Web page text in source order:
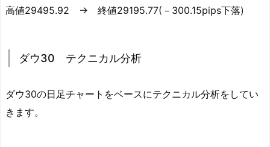
高値29495.92 → 終値29195.77(－300.15pips下落)
ダウ30 テクニカル分析
ダウ30の日足チャートをベースにテクニカル分析をしてい
きます。